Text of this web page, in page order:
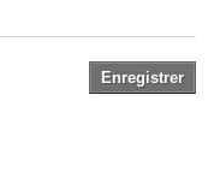
Enregistrer